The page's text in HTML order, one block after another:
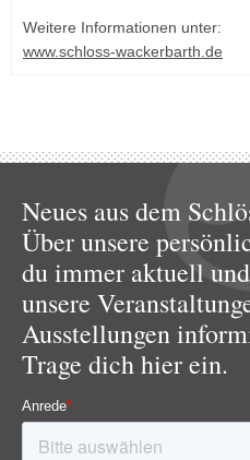
Weitere Informationen unter:
www.schloss-wackerbarth.de
Neues aus dem
Über unsere
du immer aktuell
unsere
Ausstellungen
Trage dich hier ein.